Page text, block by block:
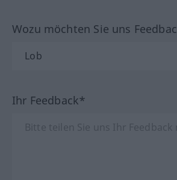
Wozu möchten Sie uns
Ihr Feedback*